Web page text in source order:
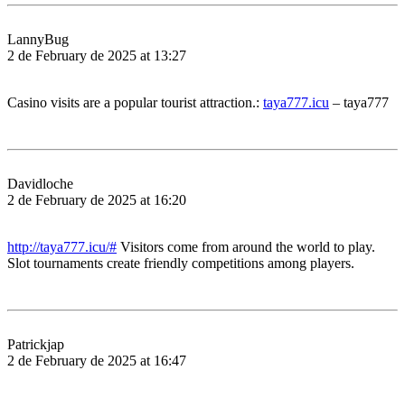
LannyBug
2 de February de 2025 at 13:27
Casino visits are a popular tourist attraction.: taya777.icu – taya777
Davidloche
2 de February de 2025 at 16:20
http://taya777.icu/# Visitors come from around the world to play.
Slot tournaments create friendly competitions among players.
Patrickjap
2 de February de 2025 at 16:47